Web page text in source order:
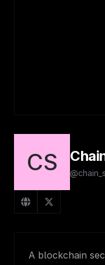
CS
A blockchain